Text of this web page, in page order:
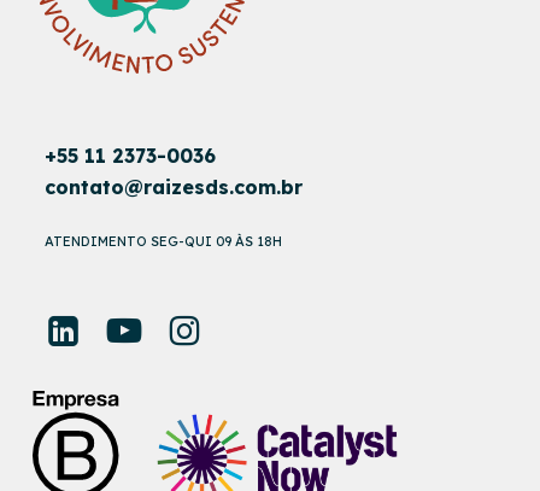
+55 11 2373-0036
contato@raizesds.com.br
ATENDIMENTO SEG-QUI 09 ÀS 18H